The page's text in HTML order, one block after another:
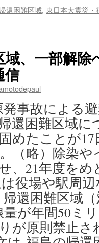
帰還困難区域, 東日本大震災・
、一部解
信
事故による
還困難区域
めたことが
（略）除染や
、21年度を
役場や駅周
還困難区域
が年間50ミ
が原則禁止